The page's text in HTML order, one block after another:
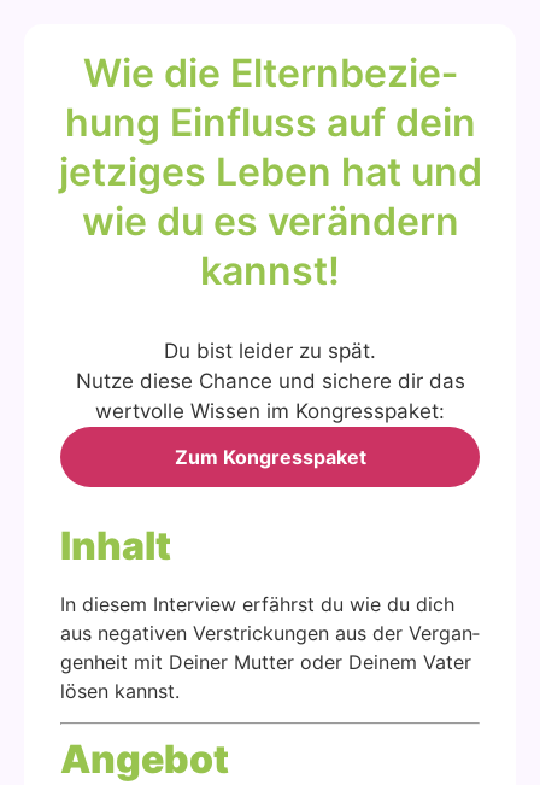
Wie die Eltern­be­zie­
hung Ein­fluss auf dein
jet­zi­ges Leben hat und
wie du es ver­än­dern
kannst!
Du bist lei­der zu spät.
Nut­ze die­se Chan­ce und siche­re dir das
wert­vol­le Wis­sen im Kon­gress­pa­ket:
Zum Kon­gress­pa­ket
Inhalt
In die­sem Inter­view erfährst du wie du dich
aus nega­ti­ven Ver­stri­ckun­gen aus der Ver­gan­
gen­heit mit Dei­ner Mut­ter oder Dei­nem Vater
lösen kannst.
Ange­bot